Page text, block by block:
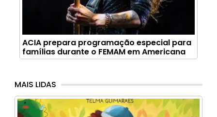
ACIA prepara programação especial para
famílias durante o FEMAM em Americana
MAIS LIDAS